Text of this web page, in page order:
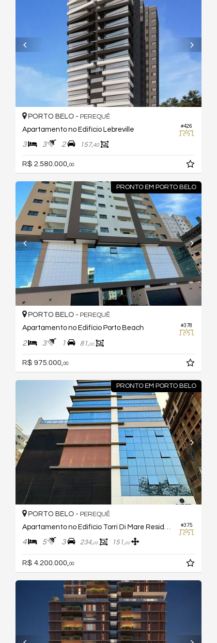
#426
PORTO BELO - PEREQUÊ
Apartamento no Edifício Lebreville
3 3 2 157,40
R$ 2.580.000, 00
PRONTO EM PORTO BELO
#378
PORTO BELO - PEREQUÊ
Apartamento no Edifício Porto Beach
2 3 1 81,00
R$ 975.000,00
PRONTO EM PORTO BELO
#375
PORTO BELO - PEREQUÊ
4 5 3 234,00 151,00
R$ 4.200.000, 00